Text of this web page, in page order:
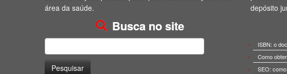
área da saúde.
Busca no site
por:
depósito
ISBN: o
Como
SEO: